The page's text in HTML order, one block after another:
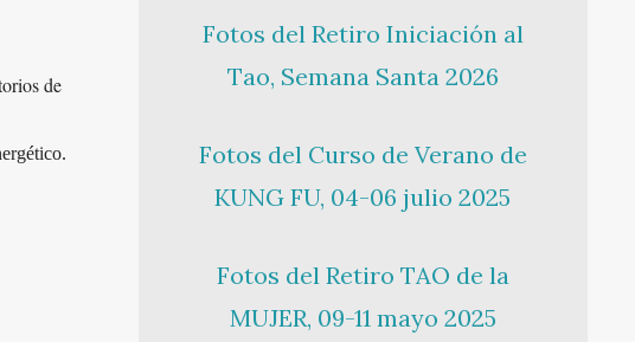
de
Fotos del Retiro Iniciación al
Tao, Semana Santa 2026
Fotos del Curso de Verano de
KUNG FU, 04-06 julio 2025
Fotos del Retiro TAO de la
MUJER, 09-11 mayo 2025